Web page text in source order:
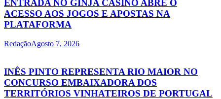
ENTRADA NO GINJA CASINO ABRE O
ACESSO AOS JOGOS E APOSTAS NA
PLATAFORMA
RedaçãoAgosto 7, 2026
INÊS PINTO REPRESENTA RIO MAIOR NO
CONCURSO EMBAIXADORA DOS
TERRITÓRIOS VINHATEIROS DE PORTUGAL